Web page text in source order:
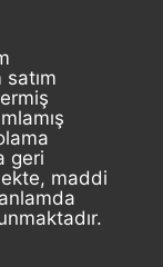
geri
maddi